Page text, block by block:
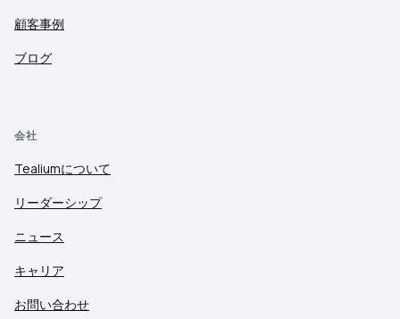
顧客事例
ブログ
会社
Tealiumについて
リーダーシップ
ニュース
キャリア
お問い合わせ